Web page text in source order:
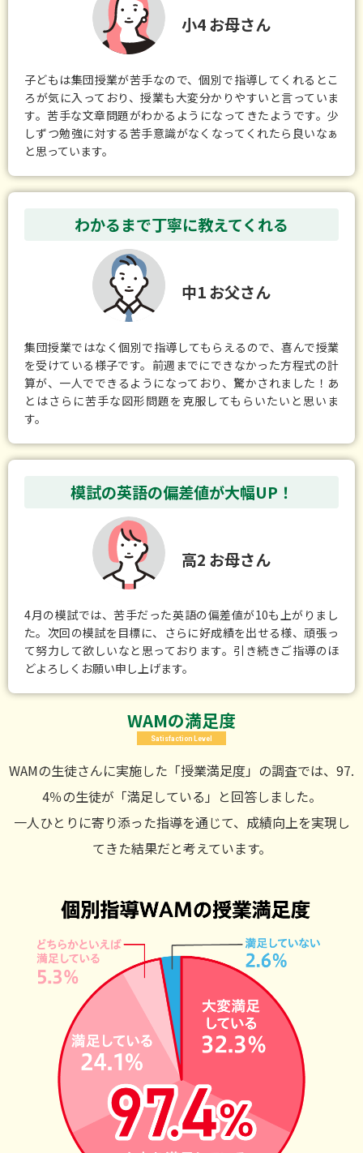
小4 お母さん
子どもは集団授業が苦手なので、個別で指導してくれるとこ
ろが気に入っており、授業も大変分かりやすいと言っていま
す。苦手な文章問題がわかるようになってきたようです。少
しずつ勉強に対する苦手意識がなくなってくれたら良いなぁ
と思っています。
わかるまで丁寧に教えてくれる
中1 お父さん
集団授業ではなく個別で指導してもらえるので、喜んで授業
を受けている様子です。前週までにできなかった方程式の計
算が、一人でできるようになっており、驚かされました！あ
とはさらに苦手な図形問題を克服してもらいたいと思いま
す。
模試の英語の偏差値が大幅UP！
高2 お母さん
4月の模試では、苦手だった英語の偏差値が10も上がりまし
た。次回の模試を目標に、さらに好成績を出せる様、頑張っ
て努力して欲しいなと思っております。引き続きご指導のほ
どよろしくお願い申し上げます。
WAMの満足度
Satisfaction Level
WAMの生徒さんに実施した「授業満足度」の調査では、97.
4％の生徒が「満足している」と回答しました。
一人ひとりに寄り添った指導を通じて、成績向上を実現し
てきた結果だと考えています。